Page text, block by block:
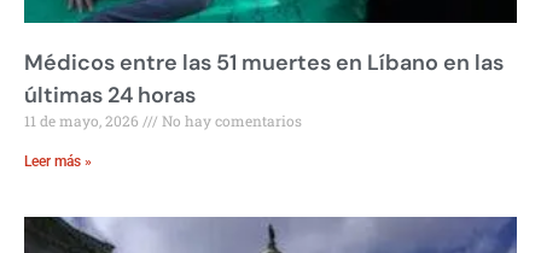
Médicos entre las 51 muertes en Líbano en las
últimas 24 horas
11 de mayo, 2026 No hay comentarios
Leer más »